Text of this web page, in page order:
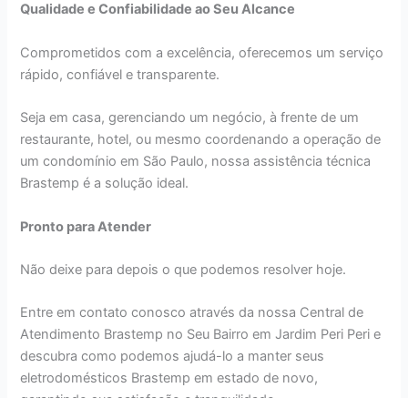
Qualidade e Confiabilidade ao Seu Alcance
Comprometidos com a excelência, oferecemos um serviço
rápido, confiável e transparente.
Seja em casa, gerenciando um negócio, à frente de um
restaurante, hotel, ou mesmo coordenando a operação de
um condomínio em São Paulo, nossa assistência técnica
Brastemp é a solução ideal.
Pronto para Atender
Não deixe para depois o que podemos resolver hoje.
Entre em contato conosco através da nossa Central de
Atendimento Brastemp no Seu Bairro em Jardim Peri Peri e
descubra como podemos ajudá-lo a manter seus
eletrodomésticos Brastemp em estado de novo,